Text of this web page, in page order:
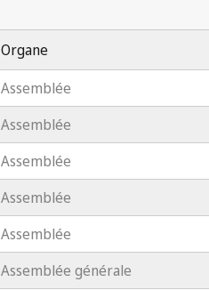
Organe
Assemblée
Assemblée
Assemblée
Assemblée
Assemblée
Assemblée générale